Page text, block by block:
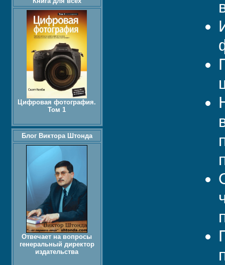
Цифровая фотография.
Том 1
Блог Виктора Штонда
Отвечает на вопросы
генеральный директор
издательства